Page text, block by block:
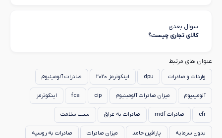
سوال بعدی
کالای تجاری چیست؟
عنوان های مرتبط
واردات و صادرات dpu اینکوترمز 2020 صادرات آلومینیوم
آلومینیوم میزان صادرات آلومینیوم cip
fca اینکوترمز
cfr صادرات mdf صادرات به عراق سیب سلامت
بدون سرمایه پارافین جامد میزان صادرات صادرات به روسیه